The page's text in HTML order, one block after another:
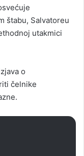
štabu, Salvatoreu
utakmici
o
čelnike